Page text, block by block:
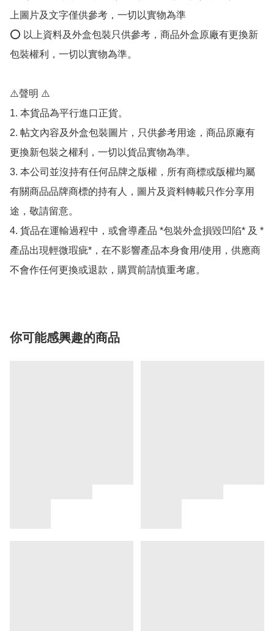
上圖片及文字僅供參考，一切以實物為準
⭕️ 以上資料及外盒包裝只供參考，商品外盒原廠有更換新
包裝權利，一切以實物為準。
⚠️聲明 ⚠️
1. 本貨品為平行進口正貨。
2. 帖文內容及外盒包裝圖片，只供參考用途，商品原廠有
更換新包裝之權利，一切以貨品實物為準。
3. 本公司並沒持有任何品牌之版權，所有商標或版權均屬
有關商品品牌商標的持有人，圖片及資料轉載只作分享用
途，敬請留意。
4. 貨品在運輸過程中，或會導產品 *包裝外盒損毀凹陷* 及 *
產品出現輕微瑕疵*，在不影響產品本身食用/使用，供應商
不會作任何更換或退款，購買前請慎重考慮。
你可能感興趣的商品